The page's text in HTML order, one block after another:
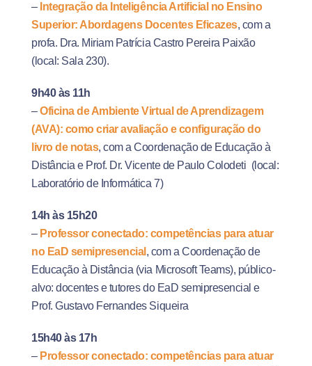
– Integração da Inteligência Artificial no Ensino
Superior: Abordagens Docentes Eficazes, com a
profa. Dra. Miriam Patrícia Castro Pereira Paixão
(local: Sala 230).
9h40 às 11h
–Oficina de Ambiente Virtual de Aprendizagem
(AVA): como criar avaliação e configuração do
livro de notas, com a Coordenação de Educação à
Distânciae Prof. Dr. Vicente de PauloColodeti (local:
Laboratório de Informática 7)
14h às 15h20
– Professor conectado: competências para atuar
no EaD semipresencial , com a Coordenação de
Educação à Distância (via Microsoft Teams), público-
alvo: docentes e tutores do EaD semipresenciale
Prof. Gustavo Fernandes Siqueira
15h40 às 17h
– Professor conectado: competências para atuar